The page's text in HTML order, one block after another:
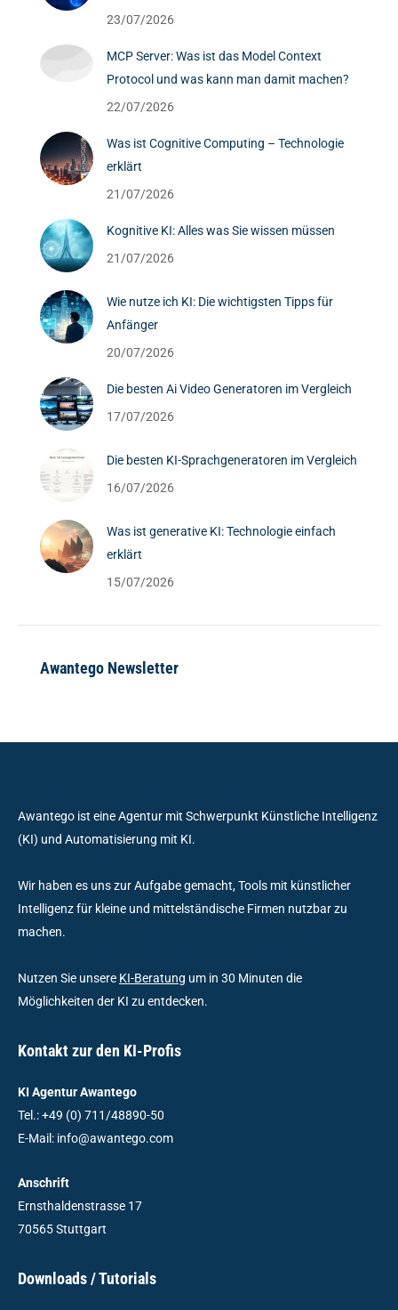
23/07/2026
MCP Server: Was ist das Model Context
Protocol und was kann man damit machen?
22/07/2026
Was ist Cognitive Computing – Technologie
erklärt
21/07/2026
Kognitive KI: Alles was Sie wissen müssen
21/07/2026
Wie nutze ich KI: Die wichtigsten Tipps für
Anfänger
20/07/2026
Die besten Ai Video Generatoren im Vergleich
17/07/2026
Die besten KI-Sprachgeneratoren im Vergleich
16/07/2026
Was ist generative KI: Technologie einfach
erklärt
15/07/2026
Awantego Newsletter
Awantego ist eine Agentur mit Schwerpunkt Künstliche Intelligenz
(KI) und Automatisierung mit KI.
Wir haben es uns zur Aufgabe gemacht, Tools mit künstlicher
Intelligenz für kleine und mittelständische Firmen nutzbar zu
machen.
Nutzen Sie unsere KI-Beratung um in 30 Minuten die
Möglichkeiten der KI zu entdecken.
Kontakt zur den KI-Profis
KI Agentur Awantego
Tel.: +49 (0) 711/48890-50
E-Mail: info@awantego.com
Anschrift
Ernsthaldenstrasse 17
70565 Stuttgart
Downloads / Tutorials